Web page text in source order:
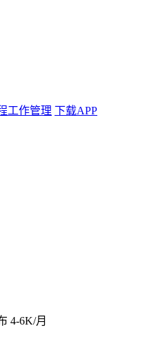
工作管理 下载APP
4-6K/月